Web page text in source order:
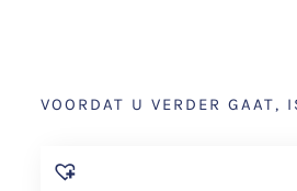
VOORDAT U VERDER GAAT,